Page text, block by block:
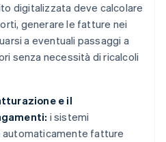
digitalizzata deve calcolare
generare le fatture nei
a eventuali passaggi a
senza necessità di ricalcoli
e il
i sistemi
fatture